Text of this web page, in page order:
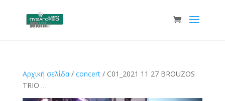
Αρχική σελίδα/ concert/ C01_2021 11 27 BROUZOS
TRIO …